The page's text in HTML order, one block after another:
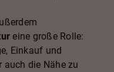
eine große Rolle:
Einkauf und
auch die Nähe zu